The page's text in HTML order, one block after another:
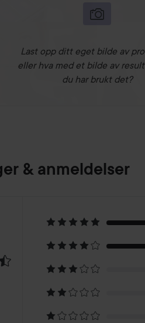
Last opp ditt eget bilde av
eller hva med et bilde av
du har brukt det?
& anmeldelser